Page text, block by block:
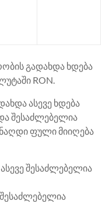
გადახდა ხდება
RON.
ასევე ხდება
შესაძლებელია
ფული მიიღება
შესაძლებელია
შესაძლებელია